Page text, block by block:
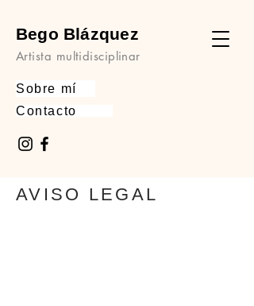
Bego Blázquez
Artista multidisciplinar
Sobre mí
Contacto
AVISO LEGAL